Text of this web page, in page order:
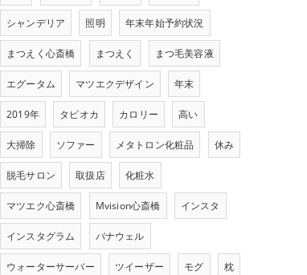
シャンデリア 照明 年末年始予約状況
まつえく心斎橋 まつえく まつ毛美容液
エグータム マツエクデザイン 年末
2019年 タピオカ カロリー 高い
大掃除 ソファー メタトロン化粧品 休み
脱毛サロン 取扱店 化粧水
マツエク心斎橋 Mvision心斎橋 インスタ
インスタグラム バナウェル
ウォーターサーバー ツイーザー モグ 枕